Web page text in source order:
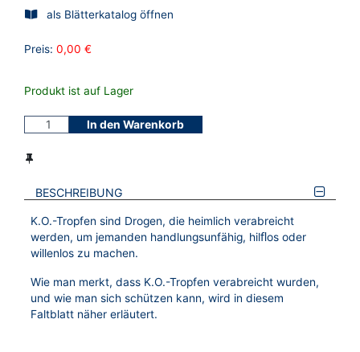
als Blätterkatalog öffnen
Preis: 0,00 €
Produkt ist auf Lager
In den Warenkorb
BESCHREIBUNG
K.O.-Tropfen sind Drogen, die heimlich verabreicht
werden, um jemanden handlungsunfähig, hilﬂos oder
willenlos zu machen.
Wie man merkt, dass K.O.-Tropfen verabreicht wurden,
und wie man sich schützen kann, wird in diesem
Faltblatt näher erläutert.